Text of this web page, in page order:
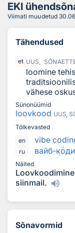
EKI
Viimati muudetud
Tähendused
et UUS,
loomine
vähese
Sünonüümid
loovkood UUS,
Tõlkevasted
en
vibe
ru вайб-ко
Näited
siinmail.
Sõnavormid